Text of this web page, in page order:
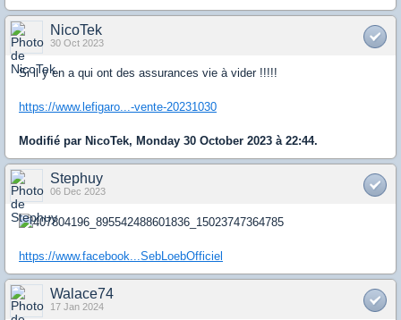
NicoTek
30 Oct 2023
Si il y en a qui ont des assurances vie à vider !!!!!
https://www.lefigaro...-vente-20231030
Modifié par NicoTek, Monday 30 October 2023 à 22:44.
Stephuy
06 Dec 2023
https://www.facebook...SebLoebOfficiel
Walace74
17 Jan 2024